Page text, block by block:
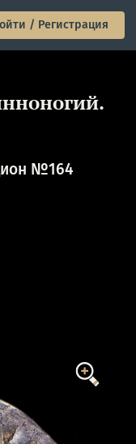
/ Регистрация
№164